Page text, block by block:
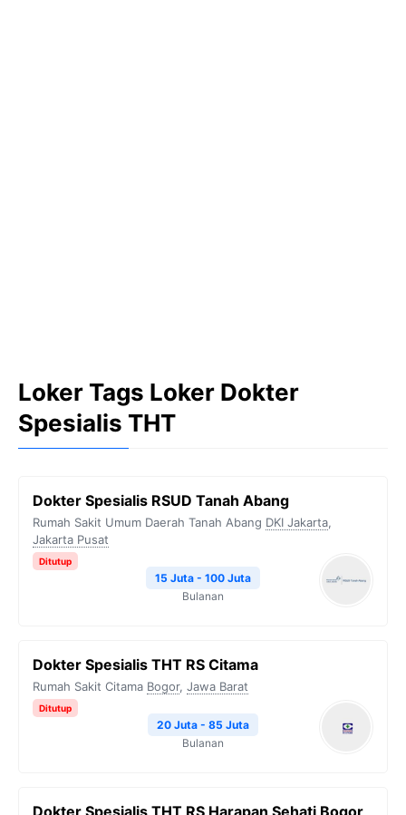
Loker Tags Loker Dokter
Spesialis THT
Dokter Spesialis RSUD Tanah Abang
Rumah Sakit Umum Daerah Tanah Abang DKI Jakarta,
Jakarta Pusat
Ditutup
15 Juta - 100 Juta
Bulanan
Dokter Spesialis THT RS Citama
Rumah Sakit Citama Bogor, Jawa Barat
Ditutup
20 Juta - 85 Juta
Bulanan
Dokter Spesialis THT RS Harapan Sehati Bogor